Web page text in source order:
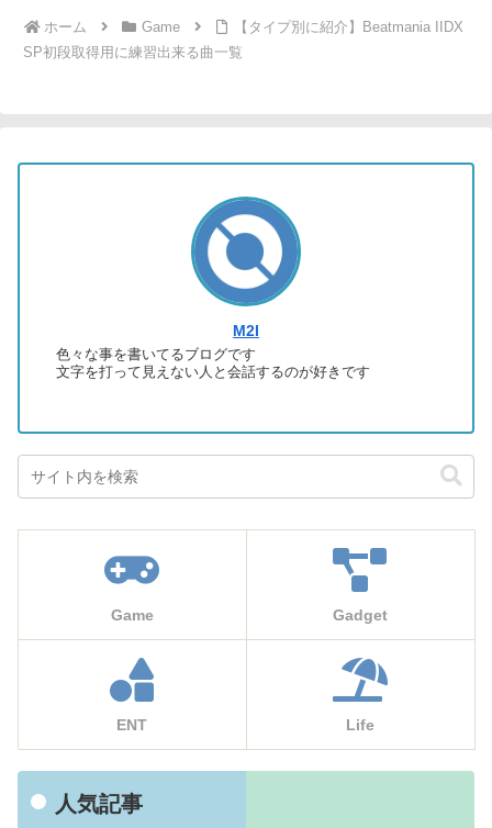
ホーム Game
【タイプ別に紹介】Beatmania IIDX
SP初段取得用に練習出来る曲一覧
M2I
色々な事を書いてるブログです
文字を打って見えない人と会話するのが好きです
Game Gadget
ENT Life
人気記事